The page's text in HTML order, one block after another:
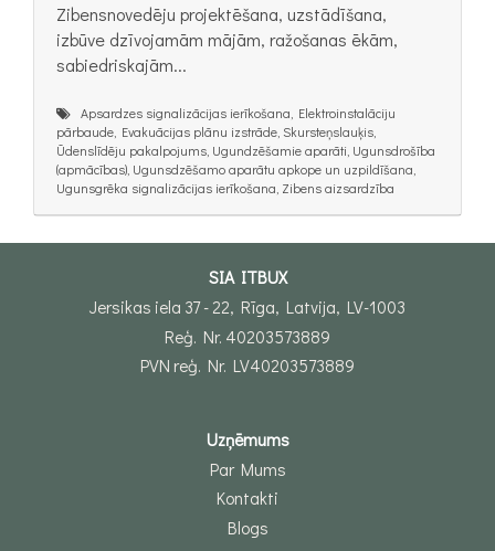
Zibensnovedēju projektēšana, uzstādīšana,
izbūve dzīvojamām mājām, ražošanas ēkām,
sabiedriskajām...
Apsardzes signalizācijas ierīkošana, Elektroinstalāciju
pārbaude, Evakuācijas plānu izstrāde, Skursteņslauķis,
Ūdenslīdēju pakalpojums, Ugundzēšamie aparāti, Ugunsdrošība
(apmācības), Ugunsdzēšamo aparātu apkope un uzpildīšana,
Ugunsgrēka signalizācijas ierīkošana, Zibens aizsardzība
SIA ITBUX
Jersikas iela 37 - 22, Rīga, Latvija, LV-1003
Reģ. Nr. 40203573889
PVN reģ. Nr. LV40203573889
Uzņēmums
Par Mums
Kontakti
Blogs